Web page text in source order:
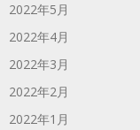
2022年5月
2022年4月
2022年3月
2022年2月
2022年1月